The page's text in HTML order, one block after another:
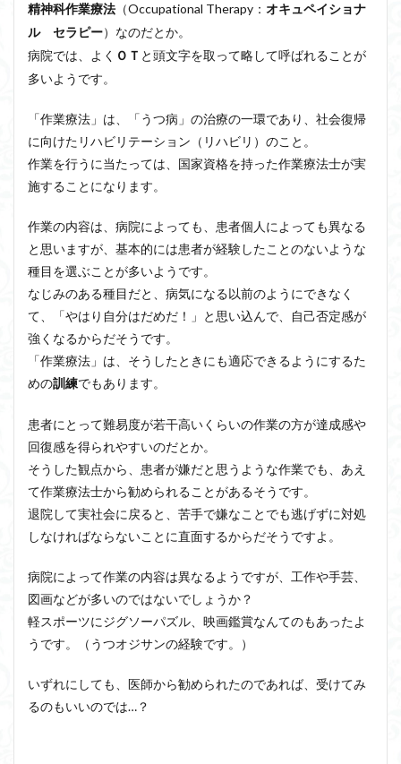
精神科作業療法 （Occupational Therapy： オキュペイショナ
ル セラピー）なのだとか。
病院では、よく ＯＴ と頭文字を取って略して呼ばれることが
多いようです。
「作業療法」は、「うつ病」の治療の一環であり、社会復帰
に向けたリハビリテーション（リハビリ）のこと。
作業を行うに当たっては、国家資格を持った作業療法士が実
施することになります。
作業の内容は、病院によっても、患者個人によっても異なる
と思いますが、基本的には患者が経験したことのないような
種目を選ぶことが多いようです。
なじみのある種目だと、病気になる以前のようにできなく
て、「やはり自分はだめだ！」と思い込んで、自己否定感が
強くなるからだそうです。
「作業療法」は、そうしたときにも適応できるようにするた
めの訓練でもあります。
患者にとって難易度が若干高いくらいの作業の方が達成感や
回復感を得られやすいのだとか。
そうした観点から、患者が嫌だと思うような作業でも、あえ
て作業療法士から勧められることがあるそうです。
退院して実社会に戻ると、苦手で嫌なことでも逃げずに対処
しなければならないことに直面するからだそうですよ。
病院によって作業の内容は異なるようですが、工作や手芸、
図画などが多いのではないでしょうか？
軽スポーツにジグソーパズル、映画鑑賞なんてのもあったよ
うです。（うつオジサンの経験です。）
いずれにしても、医師から勧められたのであれば、受けてみ
るのもいいのでは…？